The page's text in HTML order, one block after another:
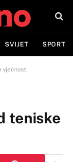
SVIJET SPORT
vječnosti
teniske